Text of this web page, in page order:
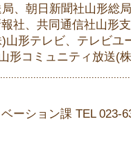
、朝日新聞社山形総
社、共同通信社山形
形テレビ、テレビユ
形コミュニティ放送(
ーション課 TEL 023-